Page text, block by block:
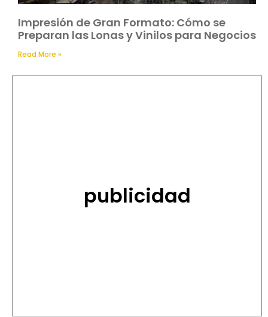
Impresión de Gran Formato: Cómo se
Preparan las Lonas y Vinilos para Negocios
Read More »
publicidad